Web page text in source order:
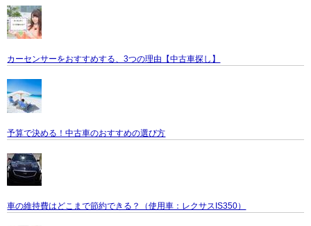
カーセンサーをおすすめする、3つの理由【中古車探し】
予算で決める！中古車のおすすめの選び方
車の維持費はどこまで節約できる？（使用車：レクサスIS350）